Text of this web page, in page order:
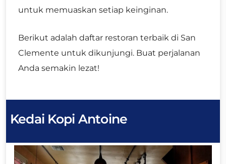
untuk memuaskan setiap keinginan.
Berikut adalah daftar restoran terbaik di San
Clemente untuk dikunjungi. Buat perjalanan
Anda semakin lezat!
Kedai Kopi Antoine